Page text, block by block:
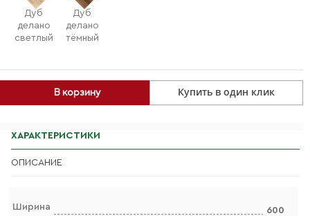
В корзину Купить в один клик
Дуб
делано
светлый
Дуб
делано
тёмный
ХАРАКТЕРИСТИКИ
ОПИСАНИЕ
Ширина
600